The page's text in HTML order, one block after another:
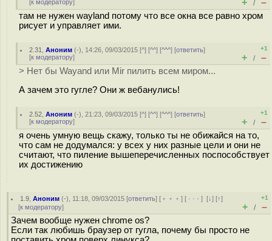
к модератору + / –
там не нужен wayland потому что все окна все равно хром
рисует и управляет ими.
2.31 ,Аноним (-), 14:26, 09/03/2015 [^] [^^] [^^^] [ответить]
[к модератору]
+1
+ / –
> Нет бы Wayand или Mir пилить всем миром...
А зачем это гугле? Они ж вебанулись!
2.52 ,Аноним (-), 21:23, 09/03/2015 [^] [^^] [^^^] [ответить]
[к модератору]
+1
+ / –
я очень умную вещь скажу, только ты не обижайся на то,
что сам не додумался: у всех у них разные цели и они не
считают, что пиление вышеперечисленных поспособствует
их достижению
1.9 ,Аноним (-), 11:18, 09/03/2015 [ответить] [ ﹢﹢﹢] [ · · ·][↓] [↑]
[к модератору]
+1
+ / –
Зачем вообще нужен chrome os?
Если так любишь браузер от гугла, почему бы просто не